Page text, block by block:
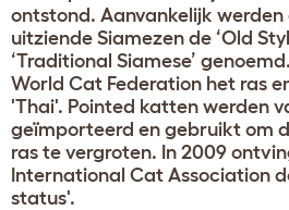
ontstond. Aanvankelijk
uitziende Siamezen de ‘Old
‘Traditional Siamese’
World Cat Federation het ras
'Thai'. Pointed katten werden
geïmporteerd en gebruikt om
ras te vergroten. In 2009
International Cat Association
status'.